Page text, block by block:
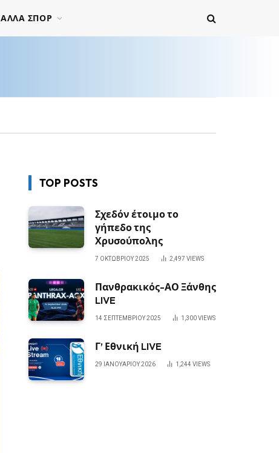
ΑΛΛΑ ΣΠΟΡ
TOP POSTS
Σχεδόν έτοιμο το
γήπεδο της
Χρυσούπολης
7 ΟΚΤΩΒΡΊΟΥ 2025 2,497 VIEWS
Πανθρακικός-ΑΟ Ξάνθης
LIVE
14 ΣΕΠΤΕΜΒΡΊΟΥ 2025 1,300VIEWS
Γ’ Εθνική LIVE
29 ΙΑΝΟΥΑΡΊΟΥ 2026 1,244 VIEWS